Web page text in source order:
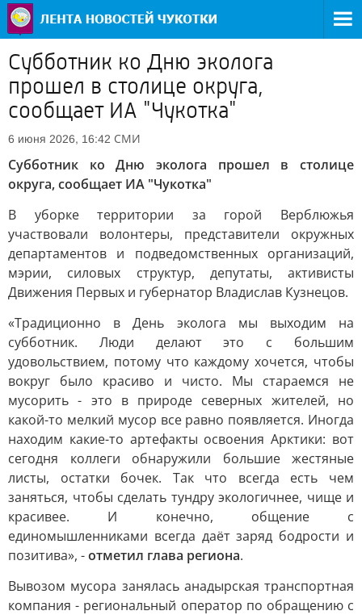
Субботник ко Дню эколога
прошел в столице округа,
сообщает ИА "Чукотка"
6 июня 2026, 16:42 СМИ
Субботник ко Дню эколога прошел в столице
округа, сообщает ИА "Чукотка"
В уборке территории за горой Верблюжья
участвовали волонтеры, представители окружных
департаментов и подведомственных организаций,
мэрии, силовых структур, депутаты, активисты
Движения Первых и губернатор Владислав Кузнецов.
«Традиционно в День эколога мы выходим на
субботник. Люди делают это с большим
удовольствием, потому что каждому хочется, чтобы
вокруг было красиво и чисто. Мы стараемся не
мусорить - это в природе северных жителей, но
какой-то мелкий мусор все равно появляется. Иногда
находим какие-то артефакты освоения Арктики: вот
сегодня коллеги обнаружили большие жестяные
листы, остатки бочек. Так что всегда есть чем
заняться, чтобы сделать тундру экологичнее, чище и
красивее. И конечно, общение с
единомышленниками всегда даёт заряд бодрости и
позитива», -отметил глава региона.
Вывозом мусора занялась анадырская транспортная
компания - региональный оператор по обращению с